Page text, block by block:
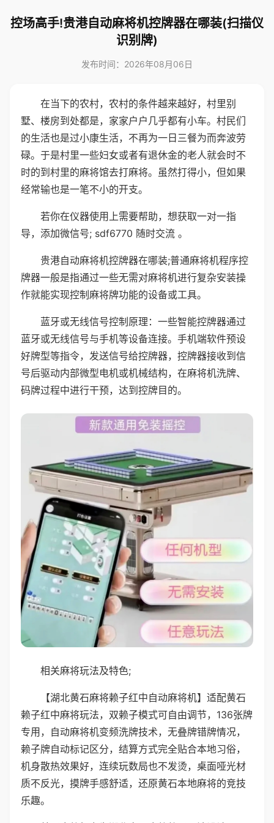
控场高手!贵港自动麻将机控牌器在哪装(扫描仪
识别牌)
发布时间：2026年08月06日
在当下的农村，农村的条件越来越好，村里别
墅、楼房到处都是，家家户户几乎都有小车。村民们
的生活也是过小康生活，不再为一日三餐为而奔波劳
碌。于是村里一些妇女或者有退休金的老人就会时不
时的到村里的麻将馆去打麻将。虽然打得小，但如果
经常输也是一笔不小的开支。
若你在仪器使用上需要帮助，想获取一对一指
导，添加微信号; sdf6770 随时交流 。
贵港自动麻将机控牌器在哪装;普通麻将机程序控
牌器一般是指通过一些无需对麻将机进行复杂安装操
作就能实现控制麻将牌功能的设备或工具。
蓝牙或无线信号控制原理：一些智能控牌器通过
蓝牙或无线信号与手机等设备连接。手机端软件预设
好牌型等指令，发送信号给控牌器，控牌器接收到信
号后驱动内部微型电机或机械结构，在麻将机洗牌、
码牌过程中进行干预，达到控牌目的。
相关麻将玩法及特色;
【湖北黄石麻将赖子红中自动麻将机】适配黄石
赖子红中麻将玩法，双赖子模式可自由调节，136张牌
专用，自动麻将机变频洗牌技术，无叠牌错牌情况，
赖子牌自动标记区分，结算方式完全贴合本地习俗，
机身散热效果好，连续玩数局也不发烫，桌面哑光材
质不反光，摸牌手感舒适，还原黄石本地麻将的竞技
乐趣。